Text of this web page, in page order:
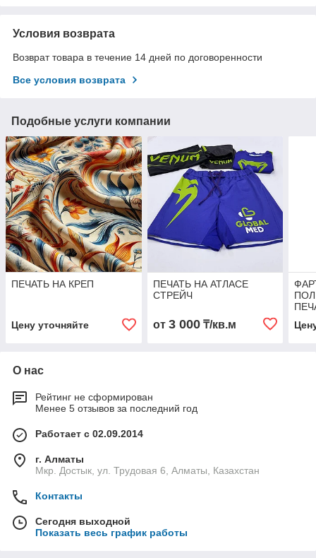
Условия возврата
Возврат товара в течение 14 дней по договоренности
Все условия возврата
Подобные услуги компании
ПЕЧАТЬ НА КРЕП
Цену уточняйте
ПЕЧАТЬ НА АТЛАСЕ
СТРЕЙЧ
от 3 000₸/кв.м
О нас
Рейтинг не сформирован
Менее 5 отзывов за последний год
Работает с 02.09.2014
г. Алматы
Мкр. Достык, ул. Трудовая 6, Алматы, Казахстан
Контакты
Сегодня выходной
Показать весь график работы